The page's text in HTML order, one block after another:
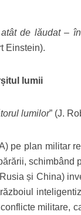
atât de lăudat –
Einstein).
lumii
lumilor” (J.
pe plan militar
schimbând
și China)
militare,